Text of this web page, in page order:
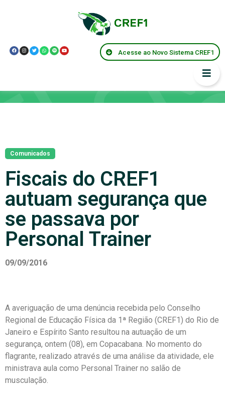
Acesse ao Novo Sistema CREF1
Comunicados
Fiscais do CREF1
autuam segurança que
se passava por
Personal Trainer
09/09/2016
A averiguação de uma denúncia recebida pelo Conselho
Regional de Educação Física da 1ª Região (CREF1) do Rio de
Janeiro e Espírito Santo resultou na autuação de um
segurança, ontem (08), em Copacabana. No momento do
flagrante, realizado através de uma análise da atividade, ele
ministrava aula como Personal Trainer no salão de
musculação.